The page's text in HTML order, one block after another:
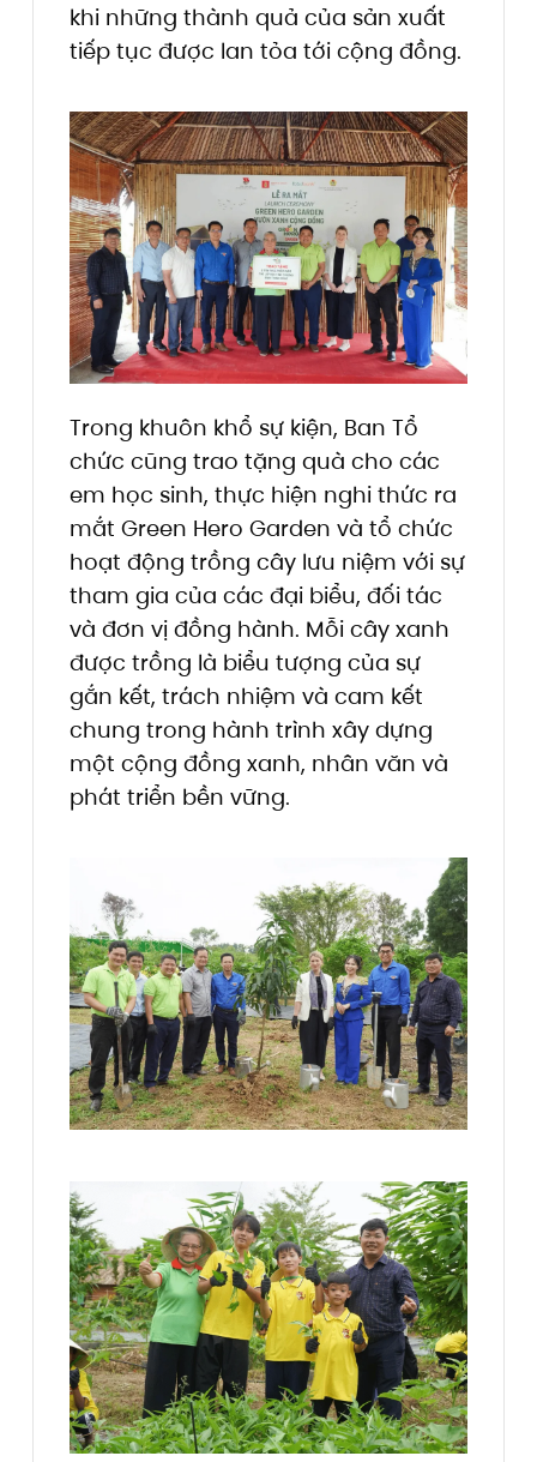
khi những thành quả của sản xuất
tiếp tục được lan tỏa tới cộng đồng.
Trong khuôn khổ sự kiện, Ban Tổ
chức cũng trao tặng quà cho các
em học sinh, thực hiện nghi thức ra
mắt Green Hero Garden và tổ chức
hoạt động trồng cây lưu niệm với sự
tham gia của các đại biểu, đối tác
và đơn vị đồng hành. Mỗi cây xanh
được trồng là biểu tượng của sự
gắn kết, trách nhiệm và cam kết
chung trong hành trình xây dựng
một cộng đồng xanh, nhân văn và
phát triển bền vững.